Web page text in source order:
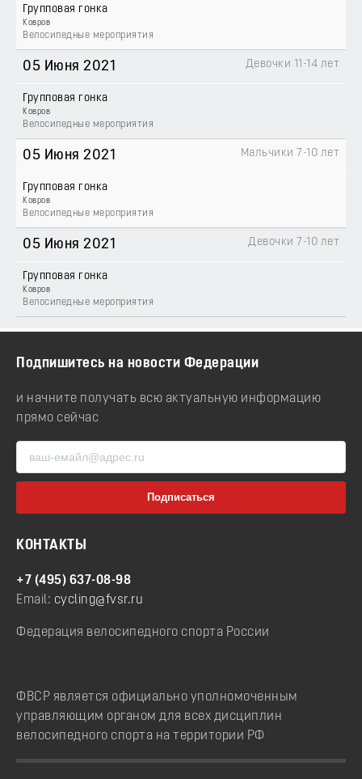
Групповая гонка
Ковров
Велосипедные мероприятия
05 Июня 2021
Групповая гонка
Ковров
Велосипедные мероприятия
Девочки 11-14 лет
05 Июня 2021
Групповая гонка
Ковров
Велосипедные мероприятия
Мальчики 7-10 лет
05 Июня 2021
Групповая гонка
Ковров
Велосипедные мероприятия
Девочки 7-10 лет
Подпишитесь на новости Федерации
и начните получать всю актуальную информацию
прямо сейчас
КОНТАКТЫ
+7 (495) 637-08-98
Email: cycling@fvsr.ru
Федерация велосипедного спорта России
ФВСР является официально уполномоченным
управляющим органом для всех дисциплин
велосипедного спорта на территории РФ